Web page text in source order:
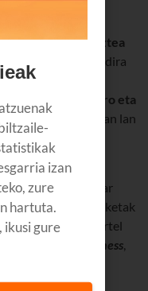
konektatuta.
%50 aurreztea
gutxitzen dira
gainera,
. Etahorrek gero eta
. Modu horretan lan
talde-lana eta
integratu bat.
haietan parte har
elkarrizketak
edo bisita-txartel
sortu da
VR business,
birtualen
izan
zure
hartuta.
ikusi gure